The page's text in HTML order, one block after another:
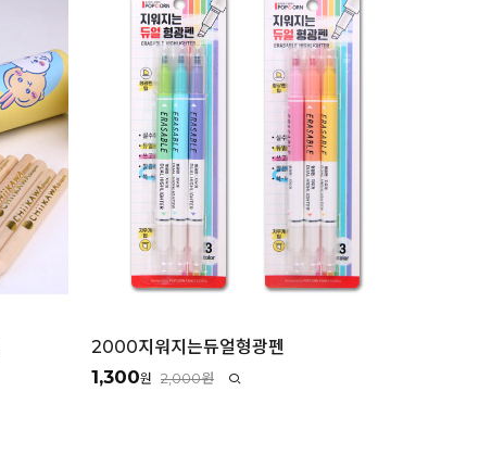
2000지워지는듀얼형광펜
1,300원 2,000원